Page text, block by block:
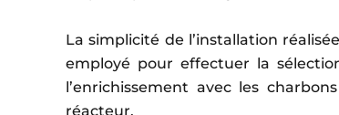
La simplicité de l’installation
employé pour effectuer la
l’enrichissement avec les
réacteur.